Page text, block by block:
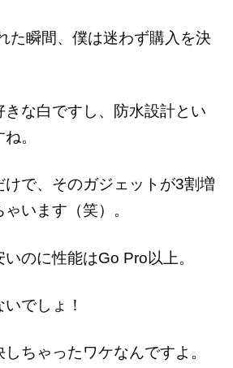
た瞬間、僕は迷わず購入を決
きな白ですし、防水設計とい
。
けで、そのガジェットが3割増
います（笑）。
のに性能はGo Pro以上。
でしょ！
ちゃったワケなんですよ。